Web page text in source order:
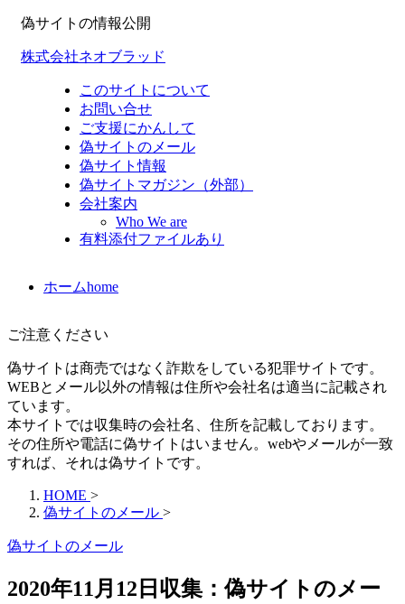
偽サイトの情報公開
株式会社ネオブラッド
このサイトについて
お問い合せ
ご支援にかんして
偽サイトのメール
偽サイト情報
偽サイトマガジン（外部）
会社案内
Who We are
有料添付ファイルあり
ホームhome
ご注意ください
偽サイトは商売ではなく詐欺をしている犯罪サイトです。
WEBとメール以外の情報は住所や会社名は適当に記載され
ています。
本サイトでは収集時の会社名、住所を記載しております。
その住所や電話に偽サイトはいません。webやメールが一致
すれば、それは偽サイトです。
HOME >
偽サイトのメール >
偽サイトのメール
2020年11月12日収集：偽サイトのメー